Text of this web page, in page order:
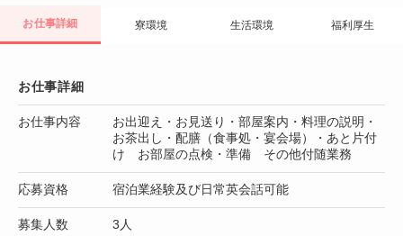
お仕事詳細 寮環境 生活環境 福利厚生
お仕事詳細
お仕事内容
お出迎え・お見送り・部屋案内・料理の説明・
お茶出し・配膳（食事処・宴会場）・あと片付
け お部屋の点検・準備 その他付随業務
応募資格 宿泊業経験及び日常英会話可能
募集人数 3人